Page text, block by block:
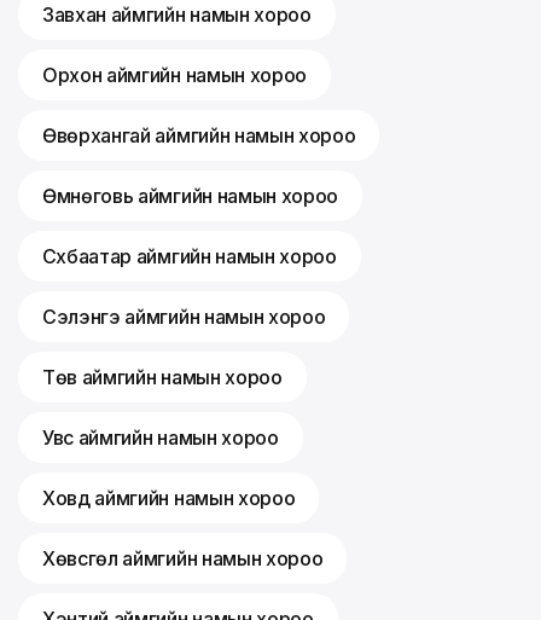
Завхан аймгийн намын хороо
Орхон аймгийн намын хороо
Өвөрхангай аймгийн намын хороо
Өмнөговь аймгийн намын хороо
Сүхбаатар аймгийн намын хороо
Сэлэнгэ аймгийн намын хороо
Төв аймгийн намын хороо
Увс аймгийн намын хороо
Ховд аймгийн намын хороо
Хөвсгөл аймгийн намын хороо